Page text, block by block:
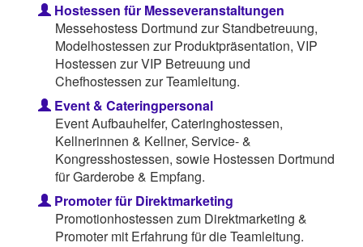
Hostessen für Messeveranstaltungen
Messehostess Dortmund zur Standbetreuung,
Modelhostessen zur Produktpräsentation, VIP
Hostessen zur VIP Betreuung und
Chefhostessen zur Teamleitung.
Event & Cateringpersonal
Event Aufbauhelfer, Cateringhostessen,
Kellnerinnen & Kellner, Service- &
Kongresshostessen, sowie Hostessen Dortmund
für Garderobe & Empfang.
Promoter für Direktmarketing
Promotionhostessen zum Direktmarketing &
Promoter mit Erfahrung für die Teamleitung.